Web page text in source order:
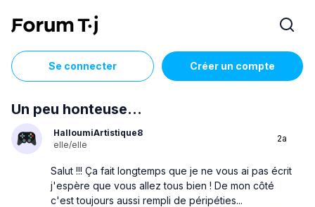
Se connecter Créer un compte
Un peu honteuse...
HalloumiArtistique8
elle/elle
2a
Salut !!! Ça fait longtemps que je ne vous ai pas écrit
j'espère que vous allez tous bien ! De mon côté
c'est toujours aussi rempli de péripéties...